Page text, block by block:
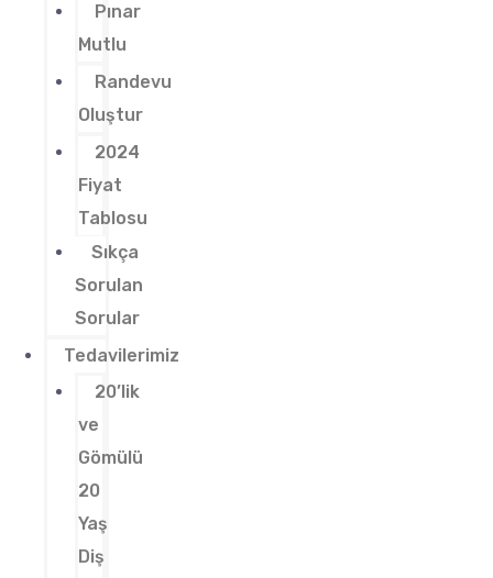
Pınar
Mutlu
Randevu
Oluştur
2024
Fiyat
Tablosu
Sıkça
Sorulan
Sorular
Tedavilerimiz
20’lik
ve
Gömülü
20
Yaş
Diş